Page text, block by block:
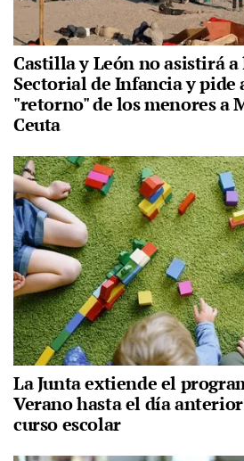
Castilla y León no asistirá
Sectorial de Infancia y pide
"retorno" de los menores a
Ceuta
La Junta extiende el
Verano hasta el día
curso escolar